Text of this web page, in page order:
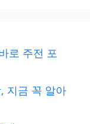
로 주전 포
지금 꼭 알아